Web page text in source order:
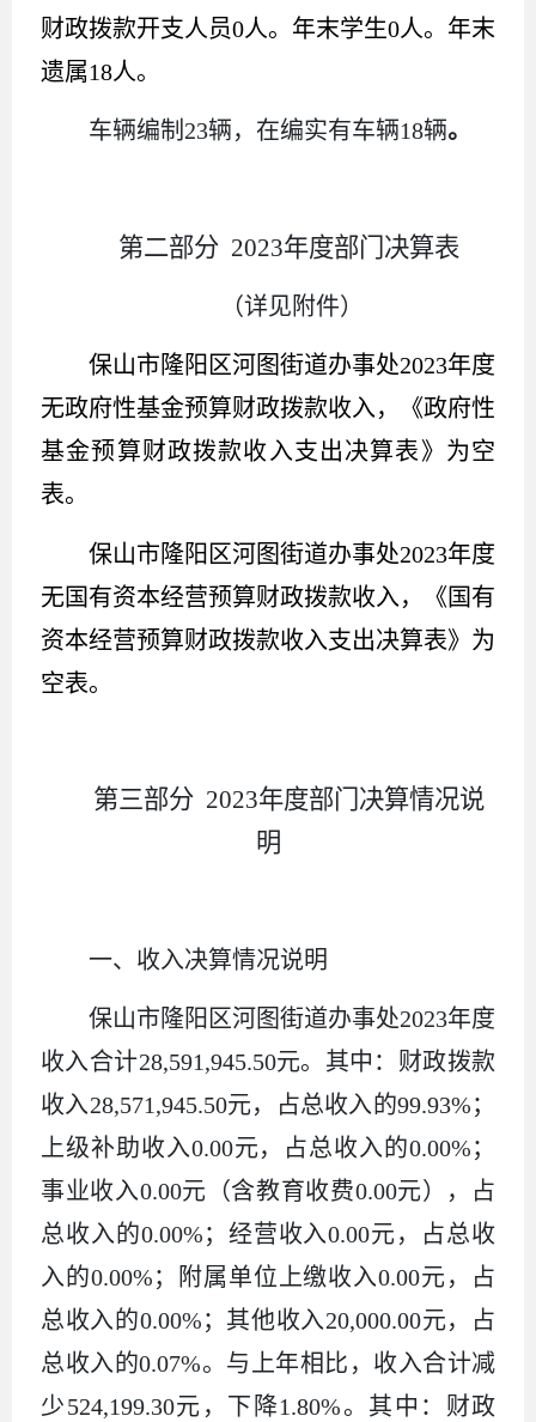
财政拨款开支人员0人。年末学生0人。年末
遗属18人。
车辆编制23辆，在编实有车辆18辆。
第二部分 2023年度部门决算表
（详见附件）
保山市隆阳区河图街道办事处2023年度
无政府性基金预算财政拨款收入，《政府性
基金预算财政拨款收入支出决算表》为空
表。
保山市隆阳区河图街道办事处2023年度
无国有资本经营预算财政拨款收入，《国有
资本经营预算财政拨款收入支出决算表》为
空表。
第三部分 2023年度部门决算情况说
明
一、收入决算情况说明
保山市隆阳区河图街道办事处2023年度
收入合计28,591,945.50元。其中：财政拨款
收入28,571,945.50元，占总收入的99.93%；
上级补助收入0.00元，占总收入的0.00%；
事业收入0.00元（含教育收费0.00元），占
总收入的0.00%；经营收入0.00元，占总收
入的0.00%；附属单位上缴收入0.00元，占
总收入的0.00%；其他收入20,000.00元，占
总收入的0.07%。与上年相比，收入合计减
少524,199.30元，下降1.80%。其中：财政